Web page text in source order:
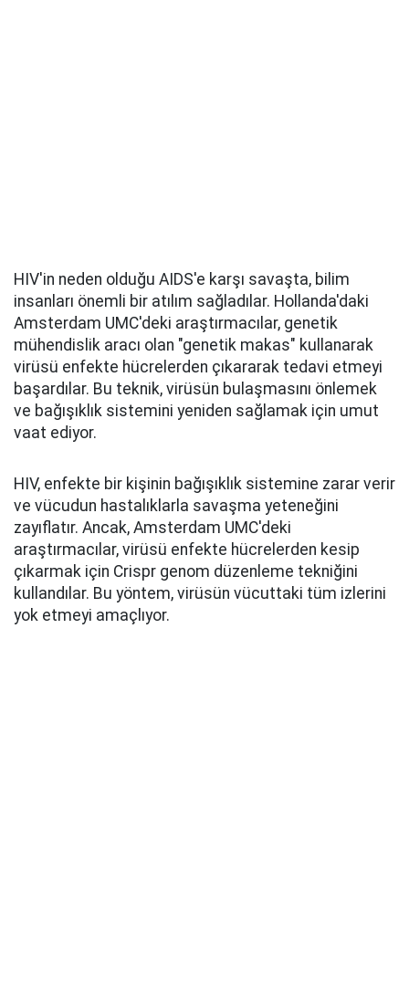
HIV'in neden olduğu AIDS'e karşı savaşta, bilim
insanları önemli bir atılım sağladılar. Hollanda'daki
Amsterdam UMC'deki araştırmacılar, genetik
mühendislik aracı olan "genetik makas" kullanarak
virüsü enfekte hücrelerden çıkararak tedavi etmeyi
başardılar. Bu teknik, virüsün bulaşmasını önlemek
ve bağışıklık sistemini yeniden sağlamak için umut
vaat ediyor.
HIV, enfekte bir kişinin bağışıklık sistemine zarar verir
ve vücudun hastalıklarla savaşma yeteneğini
zayıflatır. Ancak, Amsterdam UMC'deki
araştırmacılar, virüsü enfekte hücrelerden kesip
çıkarmak için Crispr genom düzenleme tekniğini
kullandılar. Bu yöntem, virüsün vücuttaki tüm izlerini
yok etmeyi amaçlıyor.